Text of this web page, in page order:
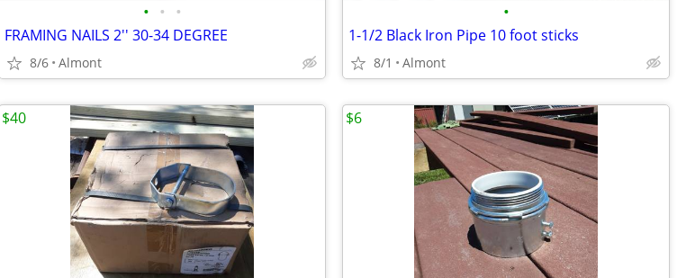
• • •
FRAMING NAILS 2'' 30-34 DEGREE
8/6 Almont
•
1-1/2 Black Iron Pipe 10 foot sticks
8/1 Almont
$40 $6